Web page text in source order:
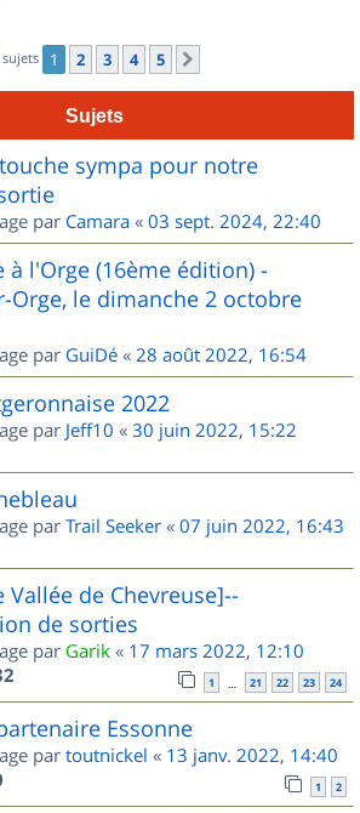
sujets 1 2 3 4 5
Sujets
sympa pour notre
par Camara « 03 sept. 2024, 22:40
à l'Orge (16ème édition) -
Orge, le dimanche 2 octobre
par GuiDé « 28 août 2022, 16:54
2022
par Jeff10 « 30 juin 2022, 15:22
par Trail Seeker « 07 juin 2022, 16:43
Vallée de Chevreuse]--
de sorties
par Garik « 17 mars 2022, 12:10
1 … 21 22 23 24
Essonne
par toutnickel « 13 janv. 2022, 14:40
1 2